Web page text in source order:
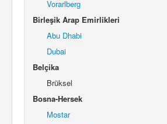
Vorarlberg
Birleşik Arap Emirlikleri
Abu Dhabi
Dubai
Belçika
Brüksel
Bosna-Hersek
Mostar